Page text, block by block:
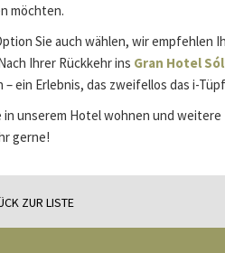
möchten.
Sie auch wählen, wir empfehlen
Ihrer Rückkehr ins Gran Hotel
– ein Erlebnis, das zweifellos das i-
in unserem Hotel wohnen und
gerne!
ZUR LISTE